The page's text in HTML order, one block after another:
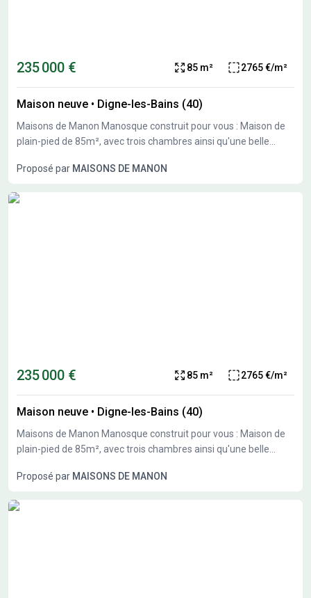
235 000 € 85 m² 2765 €/m²
Maison neuve • Digne-les-Bains (40)
Maisons de Manon Manosque construit pour vous : Maison de
plain-pied de 85m², avec trois chambres ainsi qu'une belle
belle exposition et répondant à la Règlementation
confort, réduisant votre consommation d'énergie. Pour plus de
Proposé par MAISONS DE MANON
235 000 € 85 m² 2765 €/m²
Maison neuve • Digne-les-Bains (40)
Maisons de Manon Manosque construit pour vous : Maison de
plain-pied de 85m², avec trois chambres ainsi qu'une belle
belle exposition et répondant à la Règlementation
confort, réduisant votre consommation d'énergie. Pour plus de
Proposé par MAISONS DE MANON